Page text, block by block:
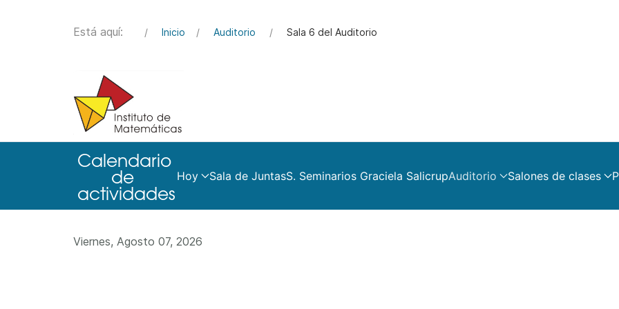
Está aquí: Inicio Auditorio Sala 6 del Auditorio
Hoy Sala de JuntasS. Seminarios Graciela SalicrupAuditorio Salones de clases
Viernes, Agosto 07, 2026